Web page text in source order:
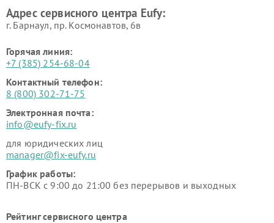
Адрес сервисного центра Eufy:
г. Барнаул, ​пр. Космонавтов, 6в
Горячая линия:
+7 (385) 254-68-04
Контактный телефон:
8 (800) 302-71-75
Электронная почта:
info@eufy-fix.ru
для юридических лиц
manager@fix-eufy.ru
График работы:
ПН-ВСК с 9:00 до 21:00 без перерывов и выходных
Рейтинг сервисного центра